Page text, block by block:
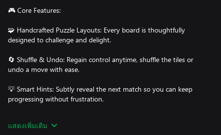
🎮 Core Features:
🧩 Handcrafted Puzzle Layouts: Every board is thoughtfully
designed to challenge and delight.
🔄 Shuffle & Undo: Regain control anytime, shuffle the tiles or
undo a move with ease.
💡 Smart Hints: Subtly reveal the next match so you can keep
progressing without frustration.
off.
แสดงเพิ่มเติม